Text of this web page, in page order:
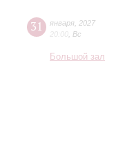
31 января 2027
20:00 Вс
Большой зал